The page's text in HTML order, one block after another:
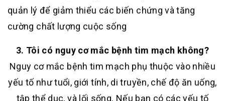
quản lý để giảm thiểu các biến chứng và tăng
cường chất lượng cuộc sống
3. Tôi có nguy cơ mắc bệnh tim mạch không?
Nguy cơ mắc bệnh tim mạch phụ thuộc vào nhiều
yếu tố như tuổi, giới tính, di truyền, chế độ ăn uống,
tập thể dục, và lối sống. Nếu bạn có các yếu tố